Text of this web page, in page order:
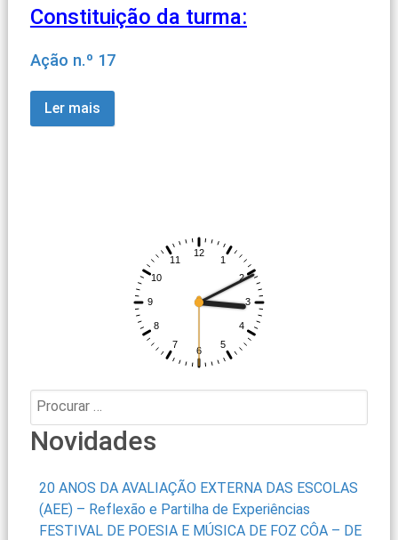
Constituição da turma:
Ação n.º 17
Ler mais
Procurar:
Novidades
20 ANOS DA AVALIAÇÃO EXTERNA DAS ESCOLAS
(AEE) – Reflexão e Partilha de Experiências
FESTIVAL DE POESIA E MÚSICA DE FOZ CÔA – DE